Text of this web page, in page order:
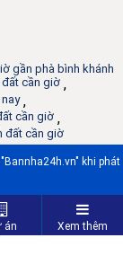
gần phà bình khánh
cần giờ ,
,
cần giờ ,
đất cần giờ
khi phát
án Xem thêm